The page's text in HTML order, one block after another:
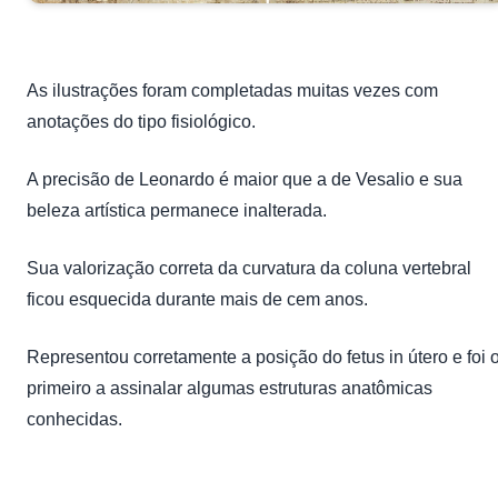
As ilustrações foram completadas muitas vezes com
anotações do tipo fisiológico.
A precisão de Leonardo é maior que a de Vesalio e sua
beleza artística permanece inalterada.
Sua valorização correta da curvatura da coluna vertebral
ficou esquecida durante mais de cem anos.
Representou corretamente a posição do fetus in útero e foi
primeiro a assinalar algumas estruturas anatômicas
conhecidas.